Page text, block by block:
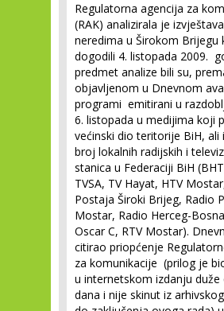
Regulatorna agencija za
(RAK) analizirala je
neredima u Širokom Brijegu
dogodili 4. listopada 2009.
predmet analize bili su,
objavljenom u Dnevnom
programi emitirani u
6. listopada u medijima koji
većinski dio teritorije BiH, ali
broj lokalnih radijskih i
stanica u Federaciji BiH
TVSA, TV Hayat, HTV
Postaja Široki Brijeg, Radio
Mostar, Radio Herceg-
Oscar C, RTV Mostar).
citirao priopćenje
za komunikacije (prilog je
u internetskom izdanju
dana i nije skinut iz